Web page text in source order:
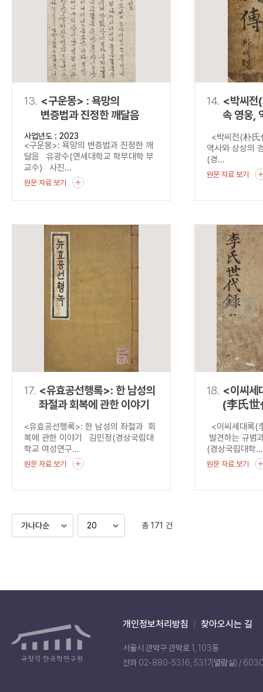
13. <구운몽> : 욕망의
변증법과 진정한 깨달음
사업년도 : 2023
<구운몽>: 욕망의 변증법과 진정한 깨
달음 유광수(연세대학교 학부대학 부
교수) 사진...
원문 자료 보기
14. <박씨
속 영웅,
경계를
<박씨전(朴
역사와 상상의
(경...
원문 자료 보기
17. <유효공선행록>: 한 남성의
좌절과 회복에 관한 이야기
<유효공선행록>: 한 남성의 좌절과 회
복에 관한 이야기 김민정(경상국립대
학교 여성연구...
원문 자료 보기
18. <이씨세
(李氏世
발견하
균열
<이씨세대록
발견하는 규범
(경상국립대학...
원문 자료 보기
총 171 건
개인정보처리방침 찾아오시는 길
서울시 관악구 관악로 1, 103동
전화 02-880-5316, 5317(열람실) /